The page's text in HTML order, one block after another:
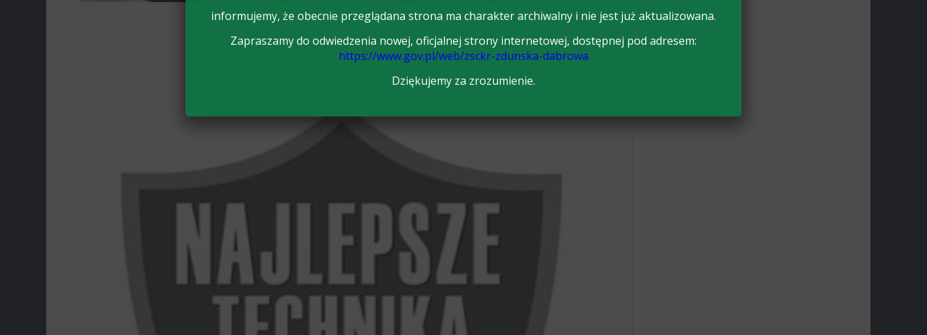
informujemy, że obecnie przeglądana strona ma charakter archiwalny i nie jest już aktualizowana.
Zapraszamy do odwiedzenia nowej, oficjalnej strony internetowej, dostępnej pod adresem:
https://www.gov.pl/web/zsckr-zdunska-dabrowa
Dziękujemy za zrozumienie.